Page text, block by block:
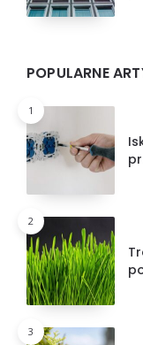
POPULARNE
1
2
3